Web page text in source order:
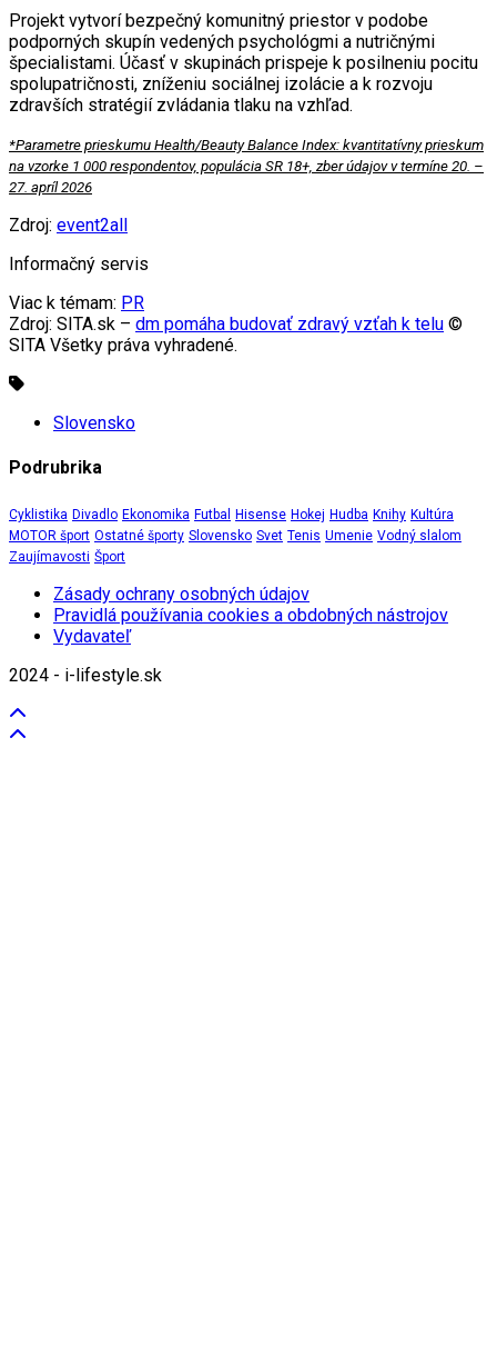
Projekt vytvorí bezpečný komunitný priestor v podobe
podporných skupín vedených psychológmi a nutričnými
špecialistami. Účasť v skupinách prispeje k posilneniu pocitu
spolupatričnosti, zníženiu sociálnej izolácie a k rozvoju
zdravších stratégií zvládania tlaku na vzhľad.
*Parametre prieskumu Health/Beauty Balance Index: kvantitatívny prieskum
na vzorke 1 000 respondentov, populácia SR 18+, zber údajov v termíne 20. –
27. apríl 2026
Zdroj: event2all
Informačný servis
Viac k témam: PR
Zdroj: SITA.sk – dm pomáha budovať zdravý vzťah k telu ©
SITA Všetky práva vyhradené.
Slovensko
Podrubrika
Cyklistika Divadlo Ekonomika Futbal Hisense Hokej Hudba Knihy Kultúra
MOTOR šport Ostatné športy Slovensko Svet Tenis Umenie Vodný slalom
Zaujímavosti Šport
Zásady ochrany osobných údajov
Pravidlá používania cookies a obdobných nástrojov
Vydavateľ
2024 - i-lifestyle.sk